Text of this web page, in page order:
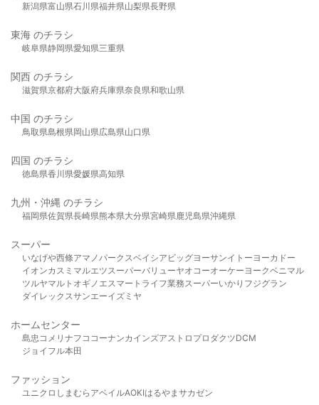
新潟県富山県石川県福井県山梨県長野県
東海 のチラシ
岐阜県静岡県愛知県三重県
関西 のチラシ
滋賀県京都府大阪府兵庫県奈良県和歌山県
中国 のチラシ
鳥取県島根県岡山県広島県山口県
四国 のチラシ
徳島県香川県愛媛県高知県
九州・沖縄 のチラシ
福岡県佐賀県長崎県熊本県大分県宮崎県鹿児島県沖縄県
スーパー
いなげや西條アマノパークスベイシア ビッグヨーサンイトーヨーカドー
イオンカスミ マルエツスーパーバリューヤオコーオーケー ヨークベニマル
ツルヤマルト オギノ エスマート ライフ業務スーパーいかり フジグラン
ダイレックスサンエーイズミヤ
ホームセンター
島忠 コメリ ナフコ コーナンカインズアストロプロダクツDCM
ジョイフル本田
ファッション
ユニクロ しまむら アベイルAOKIはるやま サカゼン